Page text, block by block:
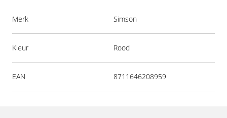
Merk Simson
Kleur Rood
EAN 8711646208959